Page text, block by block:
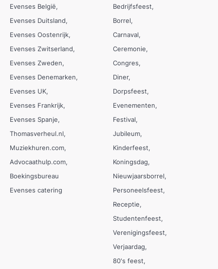
Evenses België
Evenses Duitsland
Evenses Oostenrijk
Evenses Zwitserland
Evenses Zweden
Evenses Denemarken
Evenses UK
Evenses Frankrijk
Evenses Spanje
Thomasverheul.nl
Muziekhuren.com
Advocaathulp.com
Boekingsbureau
Evenses catering
Bedrijfsfeest
Borrel
Carnaval
Ceremonie
Congres
Diner
Dorpsfeest
Evenementen
Festival
Jubileum
Kinderfeest
Koningsdag
Nieuwjaarsborrel
Personeelsfeest
Receptie
Studentenfeest
Verenigingsfeest
Verjaardag
80's feest